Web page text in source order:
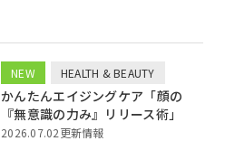
NEW HEALTH & BEAUTY
かんたんエイジングケア「顔の
『無意識の力み』リリース術」
2026.07.02更新情報